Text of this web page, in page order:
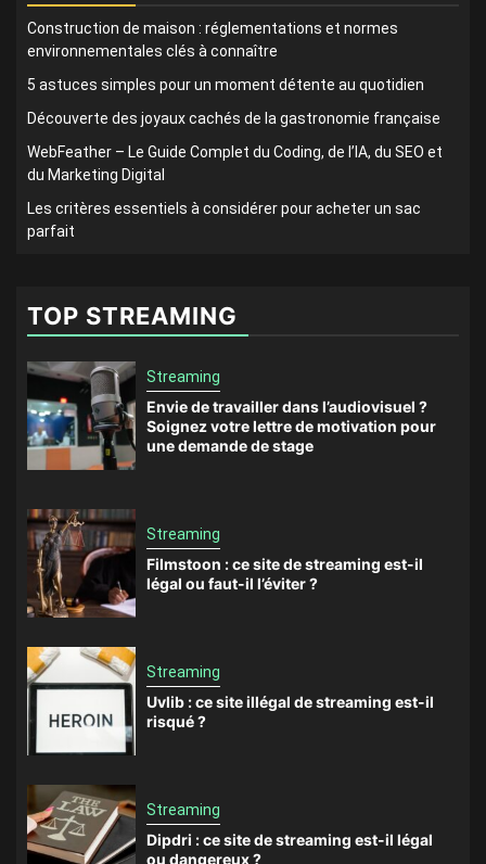
Construction de maison : réglementations et normes
environnementales clés à connaître
5 astuces simples pour un moment détente au quotidien
Découverte des joyaux cachés de la gastronomie française
WebFeather – Le Guide Complet du Coding, de l’IA, du SEO et
du Marketing Digital
Les critères essentiels à considérer pour acheter un sac
parfait
TOP STREAMING
Streaming
Envie de travailler dans l’audiovisuel ?
Soignez votre lettre de motivation pour
une demande de stage
Streaming
Filmstoon : ce site de streaming est-il
légal ou faut-il l’éviter ?
Streaming
Uvlib : ce site illégal de streaming est-il
risqué ?
Streaming
Dipdri : ce site de streaming est-il légal
ou dangereux ?